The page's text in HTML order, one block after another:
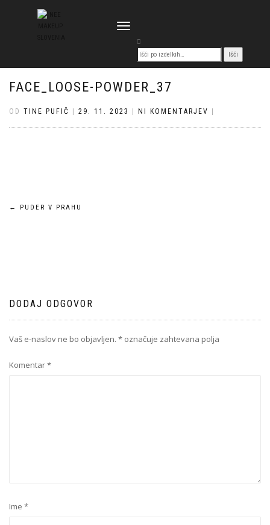
VKLOPI/IZKLOPI
NAVIGACIJO
FACE_LOOSE-POWDER_37
OD TINE PUFIČ 29. 11. 2023 NI KOMENTARJEV
Navigacija
← PUDER V PRAHU
DODAJ ODGOVOR
Vaš e-naslov ne bo objavljen. * označuje zahtevana polja
Komentar*
Ime *